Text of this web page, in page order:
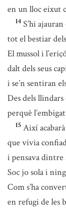
en un lloc eixut
14 S’hi
tot el bestiar
El mussol i
dalt dels seus
i se’n sentiran
Des dels
perquè
15 Així
que vivia
i pensava dintre
Soc jo sola i
Com s’ha
en refugi de les